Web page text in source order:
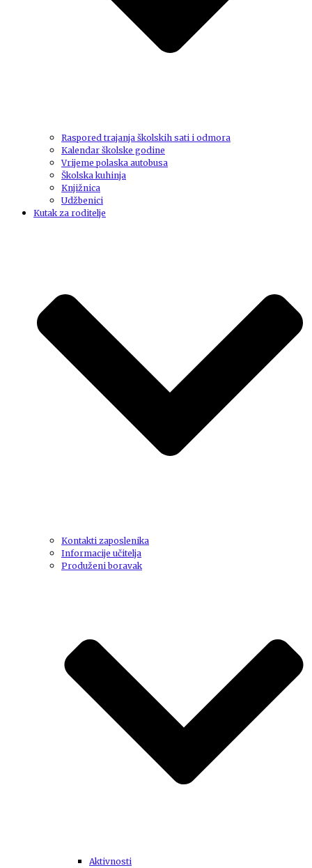
Raspored trajanja školskih sati i odmora
Kalendar školske godine
Vrijeme polaska autobusa
Školska kuhinja
Knjižnica
Udžbenici
Kutak za roditelje
Kontakti zaposlenika
Informacije učitelja
Produženi boravak
Aktivnosti